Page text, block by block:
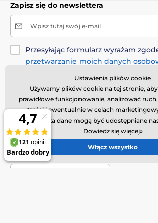
Zapisz się do newslettera
Wpisz tutaj swój e-mail
Przesyłając formularz wyrażam
przetwarzanie moich danych
Potrzebujesz porady
Obsługa klienta jest dostępna
+48 443 444 443
info@obroza-elektryczna.pl
Gdzie nas znaleźć
Ustawienia plików cookie
Używamy plików cookie na tej stronie,
prawidłowe funkcjonowanie, analizować
treści i ewentualnie w celach
użytkownika dane mogą być udostępniane
Dowiedz się więcej»
Włącz wszystko